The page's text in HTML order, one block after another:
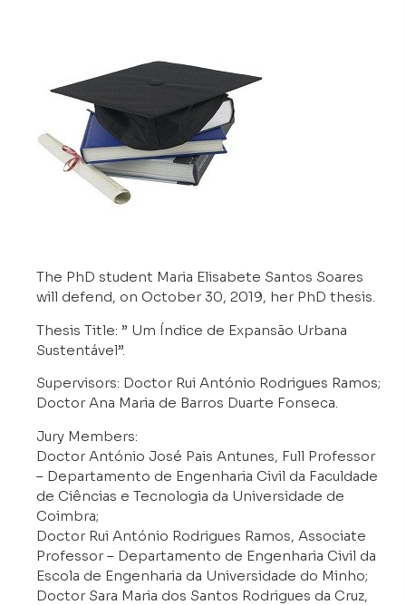
The PhD student Maria Elisabete Santos Soares
will defend, on October 30, 2019, her PhD thesis.
Thesis Title: ” Um Índice de Expansão Urbana
Sustentável”.
Supervisors: Doctor Rui António Rodrigues Ramos;
Doctor Ana Maria de Barros Duarte Fonseca.
Jury Members:
Doctor António José Pais Antunes, Full Professor
– Departamento de Engenharia Civil da Faculdade
de Ciências e Tecnologia da Universidade de
Coimbra;
Doctor Rui António Rodrigues Ramos, Associate
Professor – Departamento de Engenharia Civil da
Escola de Engenharia da Universidade do Minho;
Doctor Sara Maria dos Santos Rodrigues da Cruz,